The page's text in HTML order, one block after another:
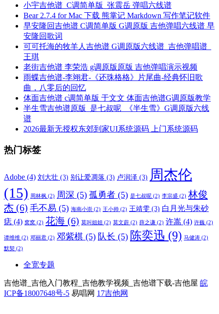
小宇吉他谱_C调简单版_张震岳 弹唱六线谱
Bear 2.7.4 for Mac 下载 熊掌记 Markdown 写作笔记软件
早安隆回吉他谱 C调简单版 G调原版 吉他弹唱六线谱 早
安隆回歌词
可可托海的牧羊人吉他谱 G调原版六线谱_吉他弹唱谱_
王琪
老街吉他谱 李荣浩 g调原版原版 吉他弹唱演示视频
雨蝶吉他谱-李翊君-《还珠格格》片尾曲-经典怀旧歌
曲，八零后的回忆
体面吉他谱 c调简单版 于文文 体面吉他谱G调原版教学
半生雪吉他谱原版_是七叔呢_《半生雪》G调原版六线
谱
2026最新无授权东郊到家UI系统源码 上门系统源码
热门标签
Adobe (4) 刘大壮 (3) 别让爱凋落 (3) 卢润泽 (3) 周杰伦
(15) 周林枫 (2) 周深 (5) 孤勇者 (5) 是七叔呢 (2) 李宗盛 (2) 林俊
杰 (6) 毛不易 (5) 海南小崇 (2) 王小帅 (2) 王靖雯 (3) 白月光与朱砂
痣 (4) 窝窝 (2) 花海 (6) 莫叫姐姐 (2) 莫文蔚 (2) 薛之谦 (2) 许嵩 (4) 许巍 (2)
谭维维 (2) 邓丽君 (2) 邓紫棋 (5) 队长 (5) 陈奕迅 (9) 马健涛 (2)
默契 (2)
全宽专题
吉他谱_吉他入门教程_吉他教学视频_吉他谱下载-吉他屋 皖
ICP备18007648号-5 易唱网 17吉他网